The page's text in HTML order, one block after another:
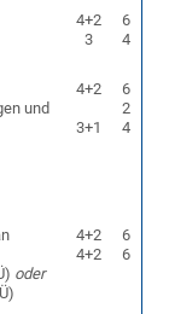
4+2
3
6
4
und
4+2
3+1
6
2
4
oder
4+2
4+2
6
6